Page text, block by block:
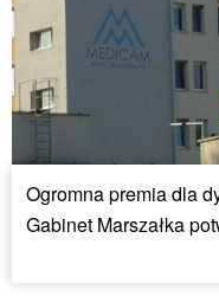
Ogromna premia dla
Gabinet Marszałka